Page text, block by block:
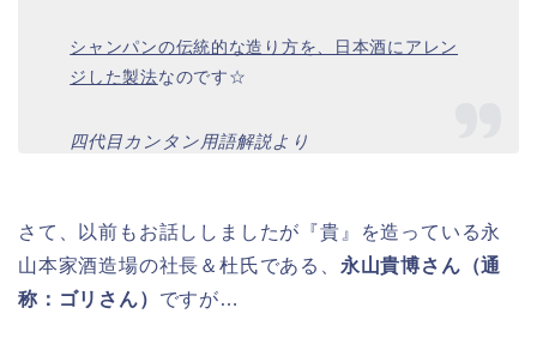
シャンパンの伝統的な造り方を、日本酒にアレン
ジした製法なのです☆
四代目カンタン用語解説より
さて、以前もお話ししましたが『貴』を造っている永
山本家酒造場の社長＆杜氏である、 永山貴博さん（通
称：ゴリさん） ですが…